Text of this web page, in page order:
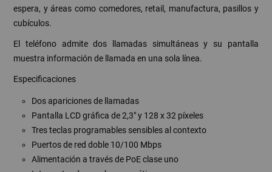
espera, y áreas como comedores, retail, manufactura, pasillos y
cubículos.
El teléfono admite dos llamadas simultáneas y su pantalla
muestra información de llamada en una sola línea.
Especificaciones
Dos apariciones de llamadas
Pantalla LCD gráfica de 2,3" y 128 x 32 píxeles
Tres teclas programables sensibles al contexto
Puertos de red doble 10/100 Mbps
Alimentación a través de PoE clase uno